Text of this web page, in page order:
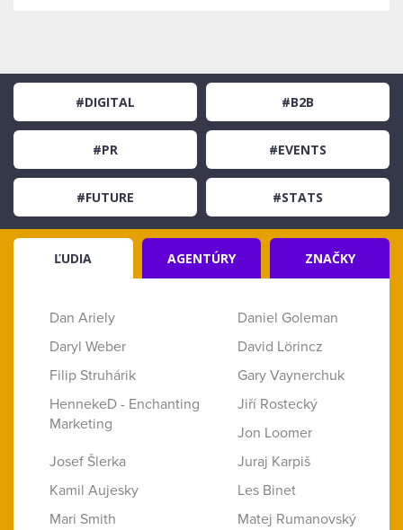
#DIGITAL #B2B
#PR #EVENTS
#FUTURE #STATS
ĽUDIA AGENTÚRY ZNAČKY
Dan Ariely
Daniel Goleman
Daryl Weber
David Lörincz
Filip Struhárik
Gary Vaynerchuk
HennekeD - Enchanting
Marketing
Jiří Rostecký
Jon Loomer
Josef Šlerka
Juraj Karpiš
Kamil Aujesky
Les Binet
Mari Smith
Matej Rumanovský